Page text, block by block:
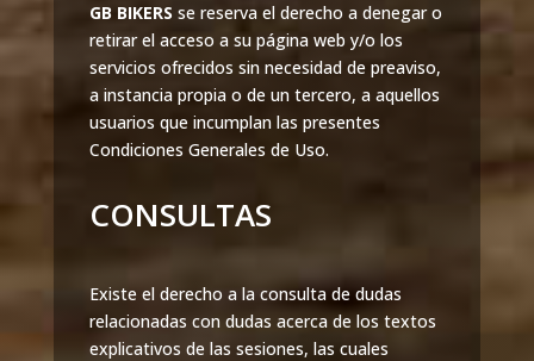
GB BIKERS se reserva el derecho a denegar o
retirar el acceso a su página web y/o los
servicios ofrecidos sin necesidad de preaviso,
a instancia propia o de un tercero, a aquellos
usuarios que incumplan las presentes
Condiciones Generales de Uso.
CONSULTAS
Existe el derecho a la consulta de dudas
relacionadas con dudas acerca de los textos
explicativos de las sesiones, las cuales